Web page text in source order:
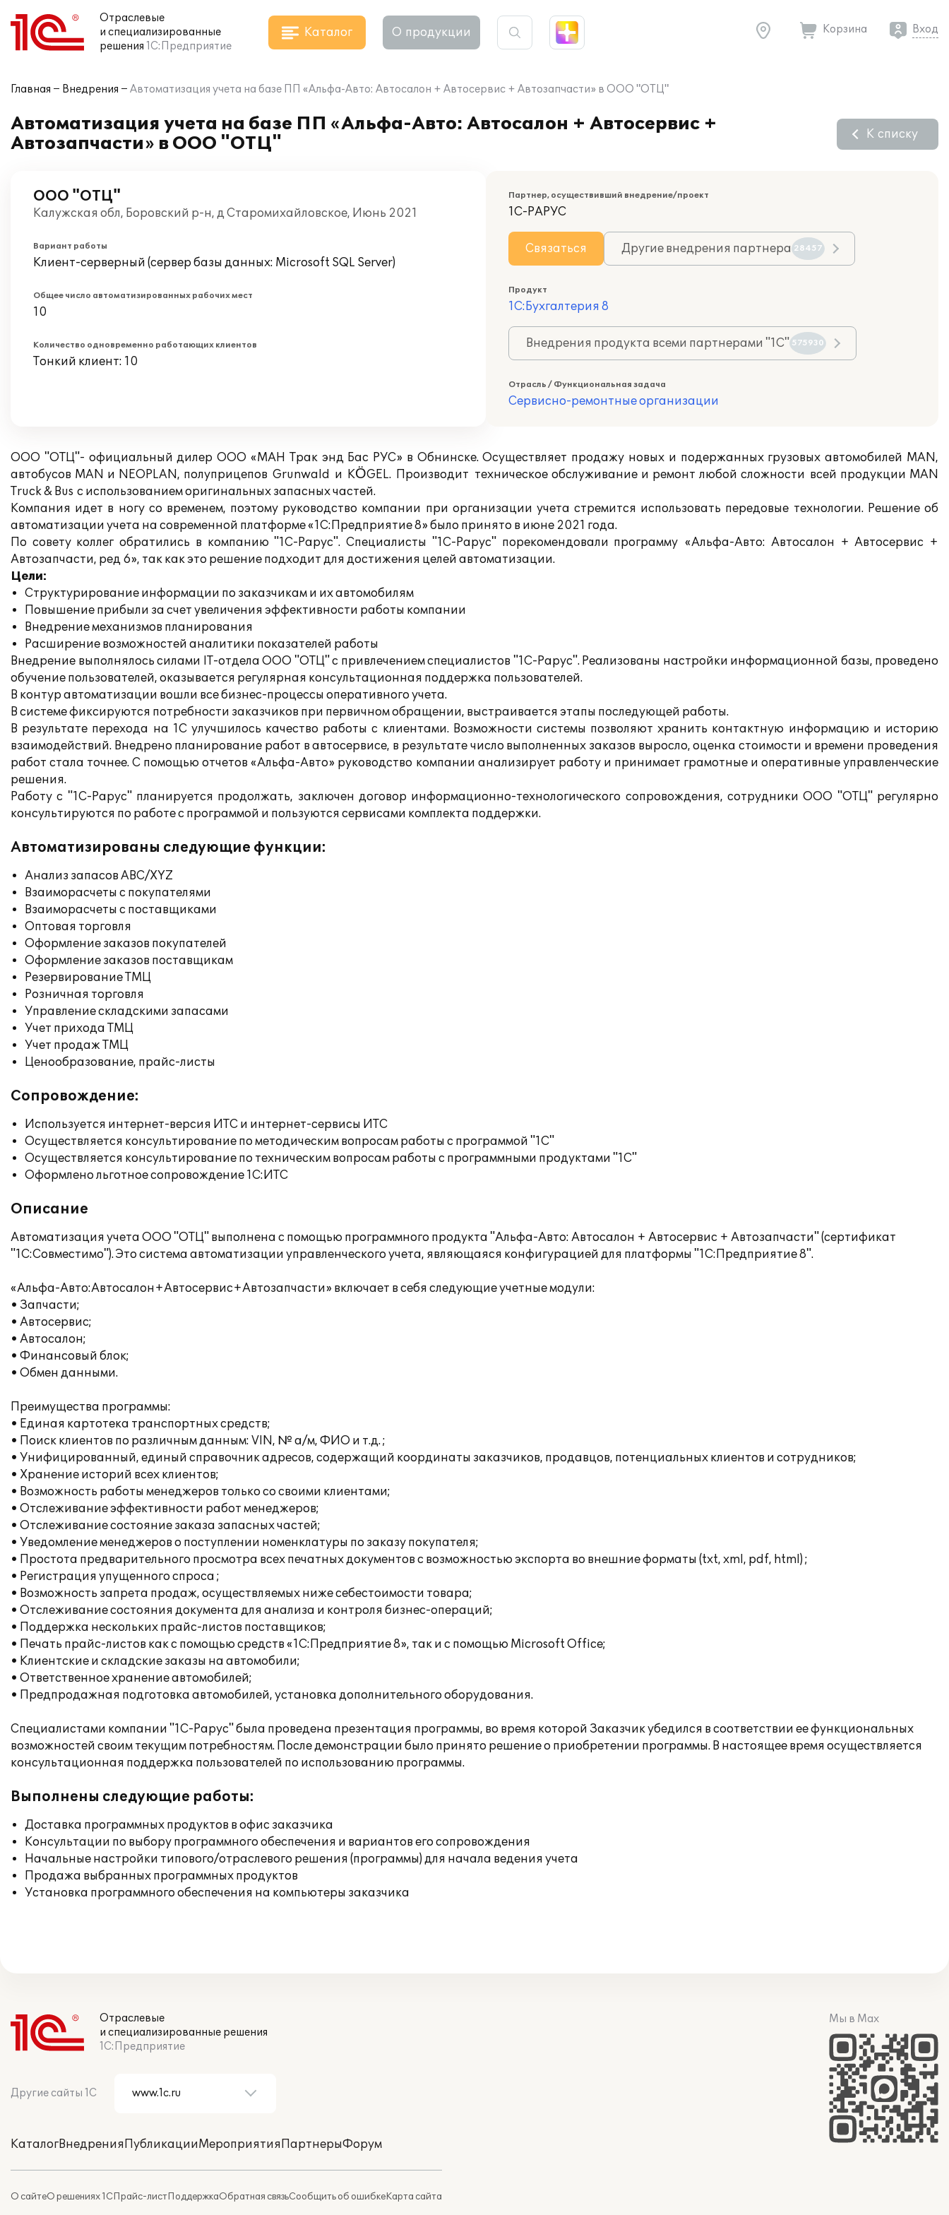
Отраслевые
и специализированные
решения 1С:Предприятие
Каталог О продукции Корзина Вход
Главная Внедрения Автоматизация учета на базе ПП «Альфа-Авто: Автосалон + Автосервис + Автозапчасти» в ООО "ОТЦ"
Автоматизация учета на базе ПП «Альфа-Авто: Автосалон + Автосервис +
Автозапчасти» в ООО "ОТЦ"
К списку
ООО "ОТЦ"
Калужская обл, Боровский р-н, д Старомихайловское, Июнь 2021
Вариант работы
Клиент-серверный (сервер базы данных: Microsoft SQL Server)
Общее число автоматизированных рабочих мест
10
Количество одновременно работающих клиентов
Тонкий клиент: 10
Партнер, осуществивший внедрение/проект
1С-РАРУС
Связаться Другие внедрения партнера 28457
Продукт
1С:Бухгалтерия 8
Внедрения продукта всеми партнерами "1С" 575930
Отрасль / Функциональная задача
Сервисно-ремонтные организации
ООО "ОТЦ"- официальный дилер ООО «МАН Трак энд Бас РУС» в Обнинске. Осуществляет продажу новых и подержанных грузовых автомобилей MAN,
автобусов MAN и NEOPLAN, полуприцепов Grunwald и KÖGEL. Производит техническое обслуживание и ремонт любой сложности всей продукции MAN
Truck & Bus с использованием оригинальных запасных частей.
Компания идет в ногу со временем, поэтому руководство компании при организации учета стремится использовать передовые технологии. Решение об
автоматизации учета на современной платформе «1С:Предприятие 8» было принято в июне 2021 года.
По совету коллег обратились в компанию "1С-Рарус". Специалисты "1С-Рарус" порекомендовали программу «Альфа-Авто: Автосалон + Автосервис +
Автозапчасти, ред 6», так как это решение подходит для достижения целей автоматизации.
Цели:
Структурирование информации по заказчикам и их автомобилям
Повышение прибыли за счет увеличения эффективности работы компании
Внедрение механизмов планирования
Расширение возможностей аналитики показателей работы
Внедрение выполнялось силами IT-отдела ООО "ОТЦ" с привлечением специалистов "1С-Рарус". Реализованы настройки информационной базы, проведено
обучение пользователей, оказывается регулярная консультационная поддержка пользователей.
В контур автоматизации вошли все бизнес-процессы оперативного учета.
В системе фиксируются потребности заказчиков при первичном обращении, выстраивается этапы последующей работы.
В результате перехода на 1С улучшилось качество работы с клиентами. Возможности системы позволяют хранить контактную информацию и историю
взаимодействий. Внедрено планирование работ в автосервисе, в результате число выполненных заказов выросло, оценка стоимости и времени проведения
работ стала точнее. С помощью отчетов «Альфа-Авто» руководство компании анализирует работу и принимает грамотные и оперативные управленческие
решения.
Работу с "1С-Рарус" планируется продолжать, заключен договор информационно-технологического сопровождения, сотрудники ООО "ОТЦ" регулярно
консультируются по работе с программой и пользуются сервисами комплекта поддержки.
Автоматизированы следующие функции:
Анализ запасов ABC/XYZ
Взаиморасчеты с покупателями
Взаиморасчеты с поставщиками
Оптовая торговля
Оформление заказов покупателей
Оформление заказов поставщикам
Резервирование ТМЦ
Розничная торговля
Управление складскими запасами
Учет прихода ТМЦ
Учет продаж ТМЦ
Ценообразование, прайс-листы
Сопровождение:
Используется интернет-версия ИТС и интернет-сервисы ИТС
Осуществляется консультирование по методическим вопросам работы с программой "1С"
Осуществляется консультирование по техническим вопросам работы с программными продуктами "1С"
Оформлено льготное сопровождение 1С:ИТС
Описание
Автоматизация учета ООО "ОТЦ" выполнена с помощью программного продукта "Альфа-Авто: Автосалон + Автосервис + Автозапчасти" (сертификат
"1С:Совместимо"). Это система автоматизации управленческого учета, являющаяся конфигурацией для платформы "1С:Предприятие 8".
«Альфа-Авто:Автосалон+Автосервис+Автозапчасти» включает в себя следующие учетные модули:
• Запчасти;
• Автосервис;
• Автосалон;
• Финансовый блок;
• Обмен данными.
Преимущества программы:
• Единая картотека транспортных средств;
• Поиск клиентов по различным данным: VIN, № а/м, ФИО и т.д. ;
• Унифицированный, единый справочник адресов, содержащий координаты заказчиков, продавцов, потенциальных клиентов и сотрудников;
• Хранение историй всех клиентов;
• Возможность работы менеджеров только со своими клиентами;
• Отслеживание эффективности работ менеджеров;
• Отслеживание состояние заказа запасных частей;
• Уведомление менеджеров о поступлении номенклатуры по заказу покупателя;
• Простота предварительного просмотра всех печатных документов с возможностью экспорта во внешние форматы (txt, xml, pdf, html) ;
• Регистрация упущенного спроса ;
• Возможность запрета продаж, осуществляемых ниже себестоимости товара;
• Отслеживание состояния документа для анализа и контроля бизнес-операций;
• Поддержка нескольких прайс-листов поставщиков;
• Печать прайс-листов как с помощью средств «1С:Предприятие 8», так и с помощью Microsoft Office;
• Клиентские и складские заказы на автомобили;
• Ответственное хранение автомобилей;
• Предпродажная подготовка автомобилей, установка дополнительного оборудования.
Специалистами компании "1С-Рарус" была проведена презентация программы, во время которой Заказчик убедился в соответствии ее функциональных
возможностей своим текущим потребностям. После демонстрации было принято решение о приобретении программы. В настоящее время осуществляется
консультационная поддержка пользователей по использованию программы.
Выполнены следующие работы:
Доставка программных продуктов в офис заказчика
Консультации по выбору программного обеспечения и вариантов его сопровождения
Начальные настройки типового/отраслевого решения (программы) для начала ведения учета
Продажа выбранных программных продуктов
Установка программного обеспечения на компьютеры заказчика
Отраслевые
и специализированные решения
1С:Предприятие
Другие сайты 1С
КаталогВнедренияПубликацииМероприятияПартнерыФорум
О сайтеО решениях 1СПрайс-листПоддержкаОбратная связьСообщить об ошибкеКарта сайта
Мы в Max